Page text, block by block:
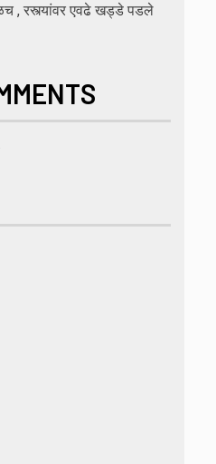
, रस्त्यांवर एवढे खड्डे पडले